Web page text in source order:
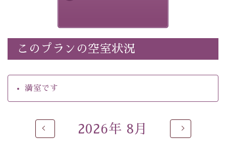
・環境に配慮したアメニティをご用意
・館内フリーWi-Fi
・駐車場完備
・チェックイン15時、チェックアウト10時
自家源泉「美翠源泉」は酸化の進みが遅く新鮮で若返り
の効果が高い、極めて希有な源泉です。身も心も癒され
このプランの空室状況
満室です
2026年 8月